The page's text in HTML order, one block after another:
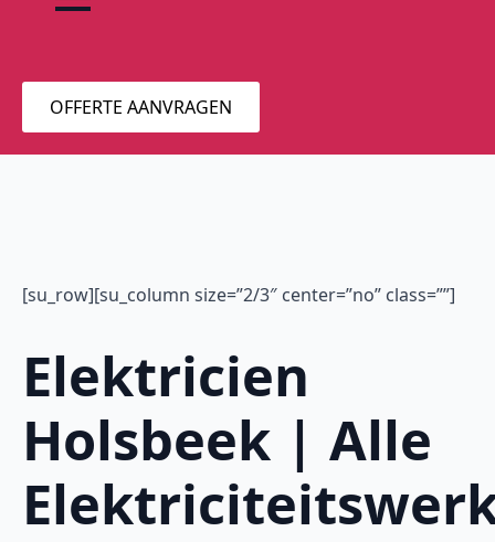
OFFERTE AANVRAGEN
[su_row][su_column size=”2/3″ center=”no” class=””]
Elektricien
Holsbeek | Alle